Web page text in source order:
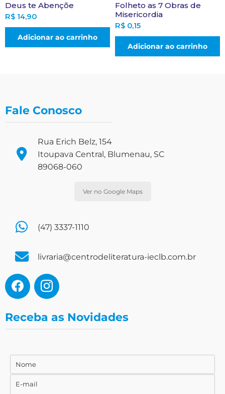
Deus te Abençõe
R$ 14,90
Adicionar ao carrinho
Folheto as 7 Obras de
Misericordia
R$ 0,15
Adicionar ao carrinho
Fale Conosco
Rua Erich Belz, 154
Itoupava Central, Blumenau, SC
89068-060
Ver no Google Maps
(47) 3337-1110
livraria@centrodeliteratura-ieclb.com.br
Receba as Novidades
Nome
Nome
E-E-mail